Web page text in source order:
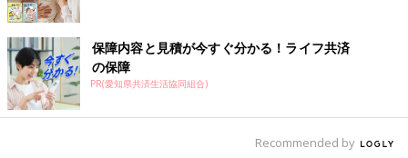
保障内容と見積が今すぐ分かる！ライフ共済
の保障
PR(愛知県共済生活協同組合)
Recommended by